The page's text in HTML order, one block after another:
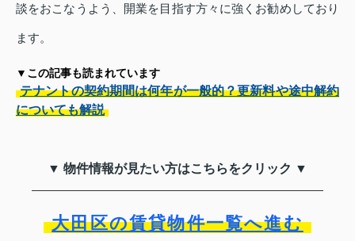
談をおこなうよう、開業を目指す方々に強くお勧めしており
ます。
▼この記事も読まれています
テナントの契約期間は何年が一般的？更新料や途中解約
についても解説
▼ 物件情報が見たい方はこちらをクリック ▼
大田区の賃貸物件一覧へ進む